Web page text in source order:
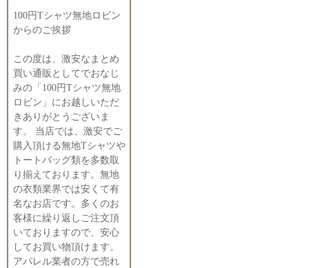
100円Tシャツ無地ロビン
からのご挨拶
この度は、激安なまとめ
買い通販としてでおなじ
みの「100円Tシャツ無地
ロビン」にお越しいただ
きありがとうございま
す。 当店では、激安でご
購入頂ける無地Tシャツや
トートバッグ類を多数取
り揃えております。無地
の衣類業界では安くて有
名なお店です。多くのお
客様に繰り返しご注文頂
いておりますので、安心
してお買い物頂けます。
アパレル業者の方で売れ